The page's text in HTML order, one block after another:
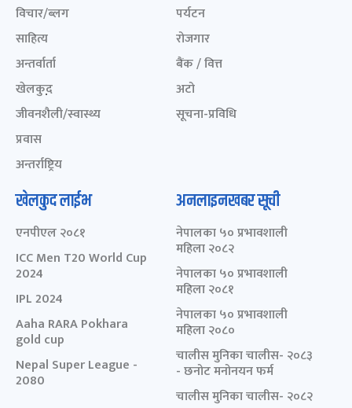
विचार/ब्लग
साहित्य
अन्तर्वार्ता
खेलकुद़़
जीवनशैली/स्वास्थ्य
प्रवास
अन्तर्राष्ट्रिय
पर्यटन
रोजगार
बैंक / वित्त
अटो
सूचना-प्रविधि
खेलकुद लाईभ
एनपीएल २०८१
ICC Men T20 World Cup
2024
IPL 2024
Aaha RARA Pokhara
gold cup
Nepal Super League -
2080
अनलाइनखबर सूची
नेपालका ५० प्रभावशाली
महिला २०८२
नेपालका ५० प्रभावशाली
महिला २०८१
नेपालका ५० प्रभावशाली
महिला २०८०
चालीस मुनिका चालीस- २०८३
- छनोट मनोनयन फर्म
चालीस मुनिका चालीस- २०८२